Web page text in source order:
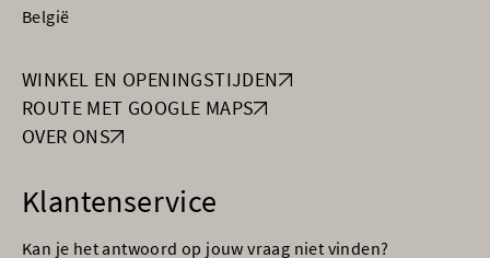
België
WINKEL EN OPENINGSTIJDEN
ROUTE MET GOOGLE MAPS
OVER ONS
Klantenservice
Kan je het antwoord op jouw vraag niet vinden?